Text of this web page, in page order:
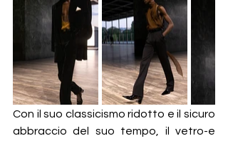
Con il suo classicismo ridotto e il sicuro
abbraccio del suo tempo, il vetro-e